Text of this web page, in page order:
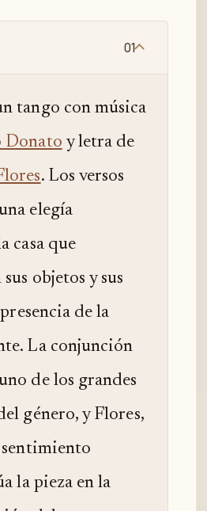
01
tango con música
Donato y letra de
. Los versos
elegía
casa que
objetos y sus
de la
La conjunción
de los grandes
género, y Flores,
la pieza en la